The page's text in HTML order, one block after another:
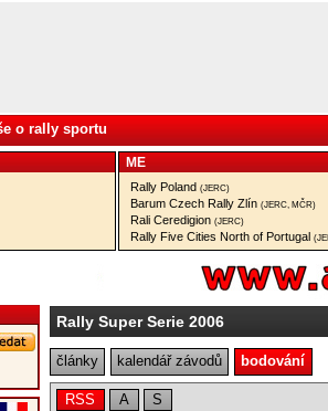
o rally sportu
ME
Rally Poland (JERC)
Barum Czech Rally Zlín (JERC, MČR)
Rali Ceredigion (JERC)
Rally Five Cities North of Portugal
Rally Super Serie 2006
články kalendář závodů bodování
RSS A S